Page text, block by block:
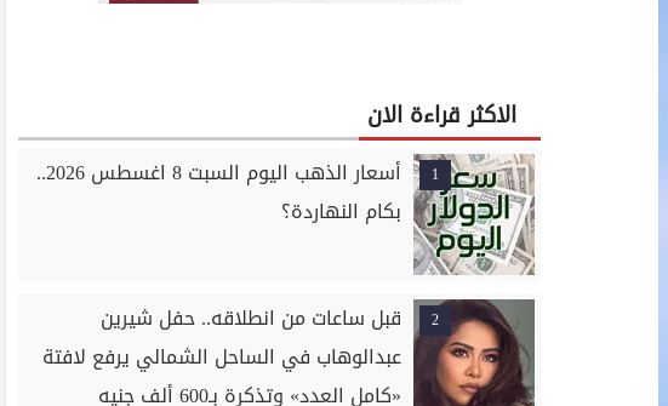
الاكثر قراءة الان
1
أسعار الذهب اليوم السبت 8 اغسطس 2026..
بكام النهاردة؟
2
قبل ساعات من انطلاقه.. حفل شيرين
عبدالوهاب في الساحل الشمالي يرفع لافتة
«كامل العدد» وتذكرة بـ600 ألف جنيه